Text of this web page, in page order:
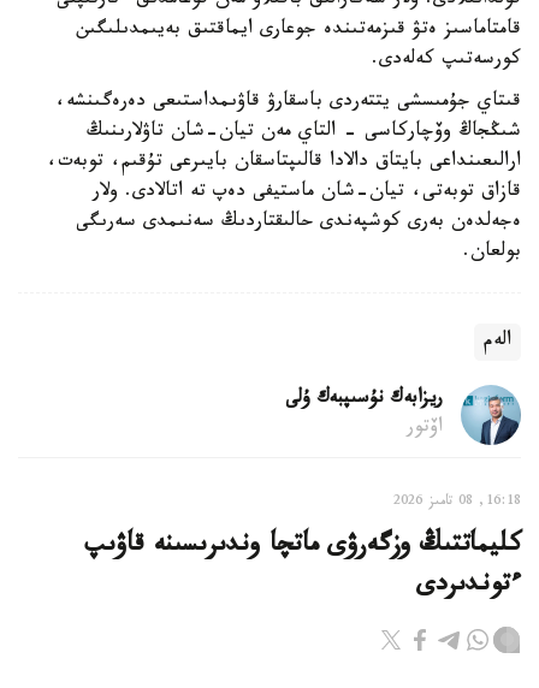
قامتاماسىز ەتۋ قىزمەتىندە جوعارى ايماقتىق بەيىمدىلىگىن
كورسەتىپ كەلەدى.
قىتاي جۇمىسشى يتتەردى باسقارۋ قاۋىمداستىعى دەرەگىنشە،
شىڭجاڭ وۆچاركاسى - التاي مەن تيان-شان تاۋلارىنىڭ
ارالىعىنداعى بايتاق دالادا قالىپتاسقان بايىرعى تۇقىم، توبەت،
قازاق توبەتى، تيان-شان ماستيفى دەپ تە اتالادى. ولار
ەجەلدەن بەرى كوشپەندى حالىقتاردىڭ سەنىمدى سەرىگى
بولعان.
الەم
ريزابەك نۇسىپبەك ۇلى
اۆتور
16:18, 08 تامىز 2026
كليماتتىڭ وزگەرۋى ماتچا وندىرىسىنە قاۋىپ
ءتوندىردى